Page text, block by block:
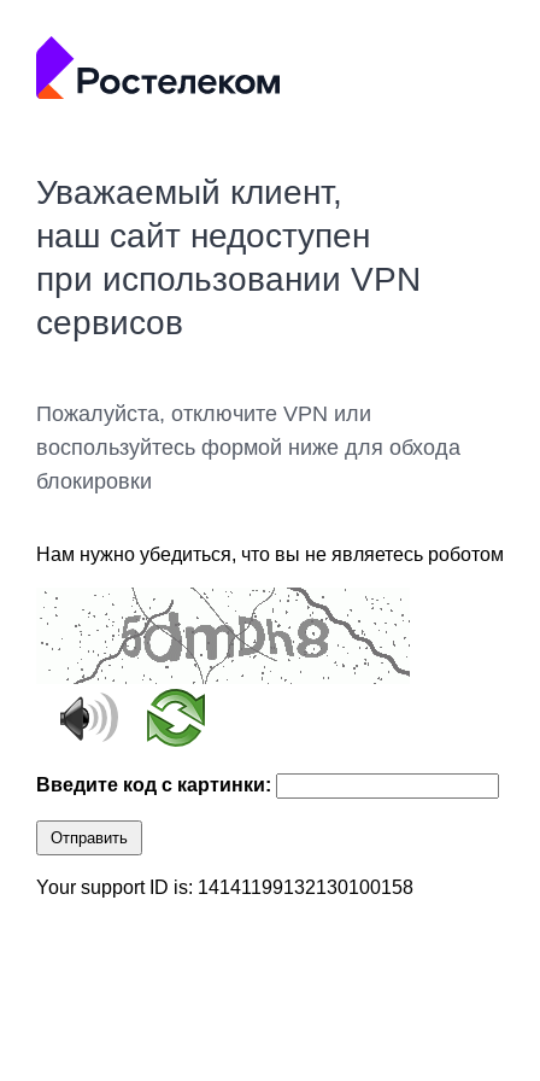
Уважаемый клиент,
наш сайт недоступен
при использовании VPN
сервисов
Пожалуйста, отключите VPN или
воспользуйтесь формой ниже для обхода
блокировки
Нам нужно убедиться, что вы не являетесь роботом
Введите код с картинки:
Отправить
Your support ID is: 14141199132130100158